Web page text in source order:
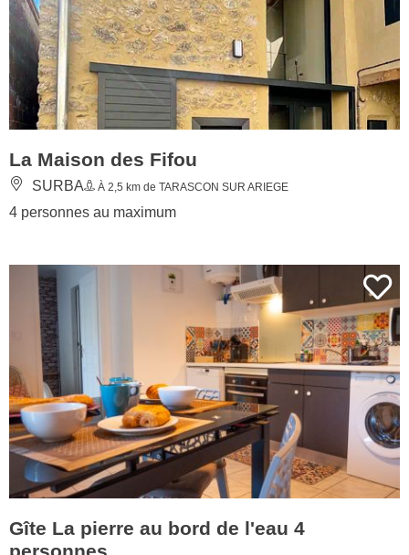
La Maison des Fifou
SURBA À 2,5 km de TARASCON SUR ARIEGE
4 personnes au maximum
Gîte La pierre au bord de l'eau 4